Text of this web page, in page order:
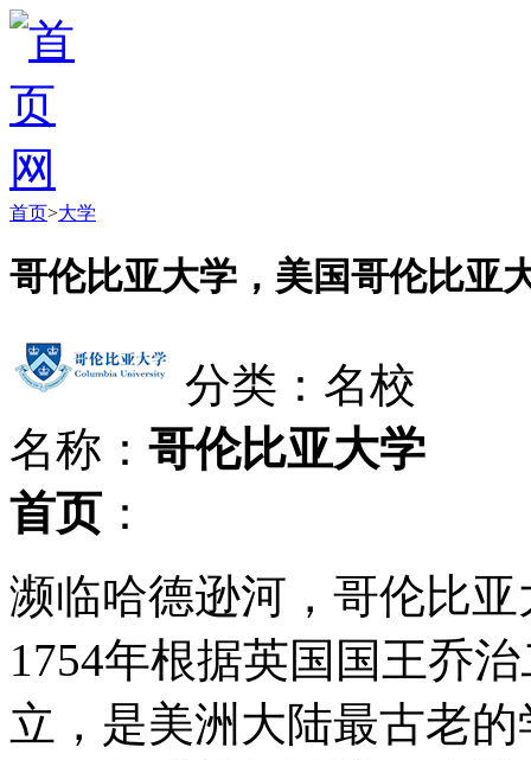
首页>大学
哥伦比亚大学，美国哥伦比亚
分类：名校
名称： 哥伦比亚大学
首页 ：
濒临哈德逊河，哥伦比
1754年根据英国国王乔
立，是美洲大陆最古老